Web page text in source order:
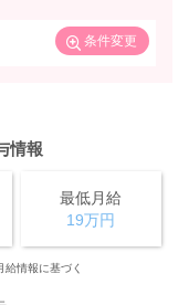
条件変更
情報
最低月給
19万円
情報に基づく